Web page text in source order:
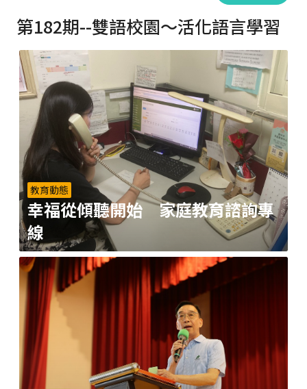
第182期--雙語校園～活化語言學習
教育動態
幸福從傾聽開始 家庭教育諮詢專
線